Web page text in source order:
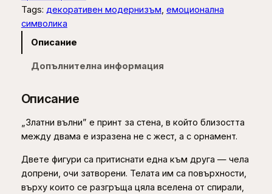
0
t
o
g
h
ч
е
с
а
т
н
и
Tags: декоративен модернизъм, емоционална
символика
Описание
Допълнителна информация
Описание
„Златни вълни” е принт за стена, в който близостта
между двама е изразена не с жест, а с орнамент.
Двете фигури са притиснати една към друга — чела
допрени, очи затворени. Телата им са повърхности,
върху които се разгръща цяла вселена от спирали,